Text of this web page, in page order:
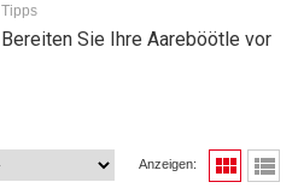
Tipps
Bereiten Sie Ihre Aareböötle vor
Anzeigen: view_module view_list